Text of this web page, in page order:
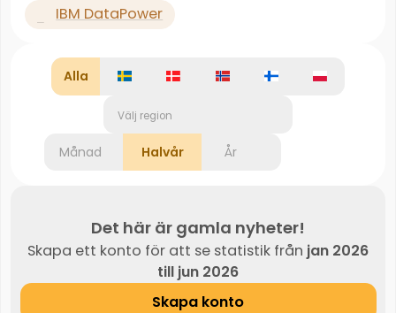
IBM DataPower
Alla
Välj region
Månad Halvår År
Det här är gamla nyheter!
Skapa ett konto för att se statistik från jan 2026
till jun 2026
Skapa konto